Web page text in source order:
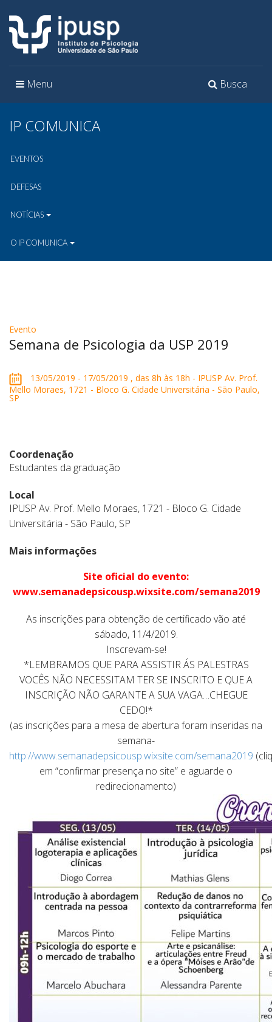
Toggle
Busca
Toggle
Menu
IP COMUNICA
EVENTOS
DEFESAS
NOTÍCIAS
O IP COMUNICA
Evento
Semana de Psicologia da USP 2019
13/05/2019 - 17/05/2019 , das 8h às 18h - IPUSP Av. Prof.
Mello Moraes, 1721 - Bloco G. Cidade Universitária - São Paulo,
SP
Coordenação
Estudantes da graduação
Local
IPUSP Av. Prof. Mello Moraes, 1721 - Bloco G. Cidade
Universitária - São Paulo, SP
Mais informações
Site oficial do evento:
www.semanadepsicousp.wixsite.com/semana2019
As inscrições para obtenção de certificado vão até
sábado, 11/4/2019.
Inscrevam-se!
*LEMBRAMOS QUE PARA ASSISTIR ÁS PALESTRAS
VOCÊS NÃO NECESSITAM TER SE INSCRITO E QUEA
INSCRIÇÃO NÃO GARANTE A SUA VAGA…CHEGUE
CEDO!*
(as inscrições para a mesa de abertura foram inseridas na
semana-
http://www.semanadepsicousp.wixsite.com/semana2019
em “confirmar presença no site” e aguarde o
redirecionamento)